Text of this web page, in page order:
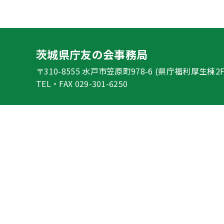
茨城県庁友の会事務局
〒310-8555 水戸市笠原町978-6 (県庁福利厚生棟
TEL・FAX 029-301-6250